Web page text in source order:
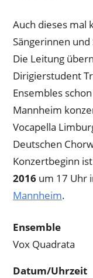
Auch dieses mal
Sängerinnen
Die Leitung
Dirigierstudent
Ensembles
Mannheim
Vocapella
Deutschen
Konzertbeginn
2016 um 17 Uhr
Mannheim.
Ensemble
Vox Quadrata
Datum/Uhrzeit